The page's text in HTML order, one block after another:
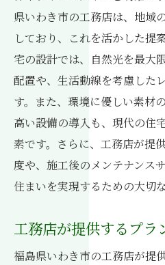
県いわき市の工務店は、地域
しており、これを活かした提
宅の設計では、自然光を最大
配置や、生活動線を考慮した
す。また、環境に優しい素材
高い設備の導入も、現代の住
素です。さらに、工務店が提
度や、施工後のメンテナンス
住まいを実現するための大切
工務店が提供するプラ
福島県いわき市の工務店が提